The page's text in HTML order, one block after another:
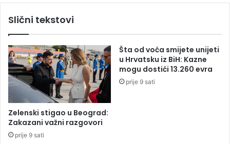
o
d
a
s
e
r
a
t
i
i
z
l
a
z
z
a
Slični tekstovi
Zelenski stigao u Beograd:
Zakazani važni razgovori
prije 9 sati
Šta od voća smijete unijeti
u Hrvatsku iz BiH: Kazne
mogu dostići 13.260 evra
prije 9 sati